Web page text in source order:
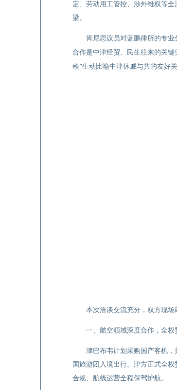
定、劳动用工管控、涉外维权等
梁。
肯尼思议员对蓝鹏律所的专
合作是中津经贸、民生往来的关
秧”生动比喻中津休戚与共的友好
本次洽谈交流充分，双方现场
一、航空领域深度合作，全
津巴布韦计划采购国产客机
国旅游团入境出行。津方正式全
合规、航线运营全程保驾护航。